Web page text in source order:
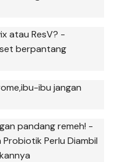
atau ResV? -
berpantang
ibu jangan
pandang remeh! -
Probiotik Perlu Diambil